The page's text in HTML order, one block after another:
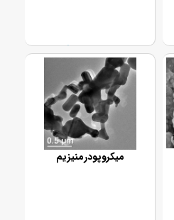
تماس بگیرید
میکروپودرمنیزیم